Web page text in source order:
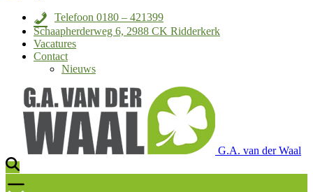
Telefoon 0180 – 421399
Schaapherderweg 6, 2988 CK Ridderkerk
Vacatures
Contact
Nieuws
G.A. van der Waal